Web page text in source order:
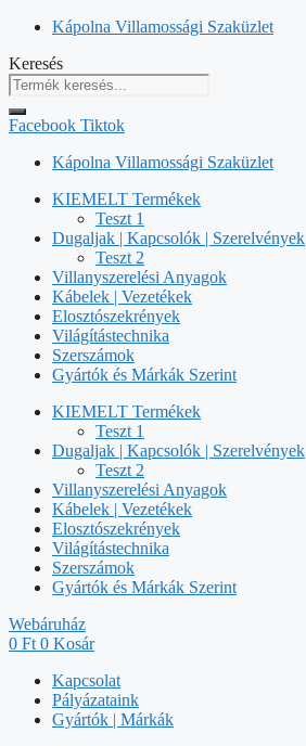
Kilépés
tartalomba
Kápolna Villamossági Szaküzlet
Keresés
Facebook Tiktok
Kápolna Villamossági Szaküzlet
KIEMELT Termékek
Teszt 1
Dugaljak | Kapcsolók | Szerelvények
Teszt 2
Villanyszerelési Anyagok
Kábelek | Vezetékek
Elosztószekrények
Világítástechnika
Szerszámok
Gyártók és Márkák Szerint
KIEMELT Termékek
Teszt 1
Dugaljak | Kapcsolók | Szerelvények
Teszt 2
Villanyszerelési Anyagok
Kábelek | Vezetékek
Elosztószekrények
Világítástechnika
Szerszámok
Gyártók és Márkák Szerint
Webáruház
0 Ft 0 Kosár
Kapcsolat
Pályázataink
Gyártók | Márkák